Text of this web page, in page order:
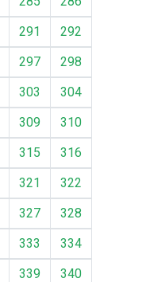
291
292
297
298
303
304
309
310
315
316
321
322
327
328
333
334
339
340